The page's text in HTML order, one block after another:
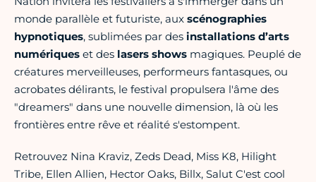
monde parallèle et futuriste, aux scénographies
hypnotiques, sublimées par des installations d’arts
numériques et des lasers shows magiques. Peuplé de
créatures merveilleuses, performeurs fantasques, ou
acrobates délirants, le festival propulsera l'âme des
"dreamers" dans une nouvelle dimension, là où les
frontières entre rêve et réalité s'estompent.
Retrouvez Nina Kraviz, Zeds Dead, Miss K8, Hilight
Tribe, Ellen Allien, Hector Oaks, Billx, Salut C'est cool